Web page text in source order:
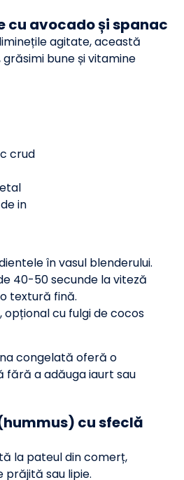
cu avocado și spanac
agitate, această
bune și vitamine
crud
in
în vasul blenderului.
40-50 secunde la viteză
textură fină.
opțional cu fulgi de cocos
congelată oferă o
a adăuga iaurt sau
cu sfeclă
la pateul din comerț,
sau lipie.